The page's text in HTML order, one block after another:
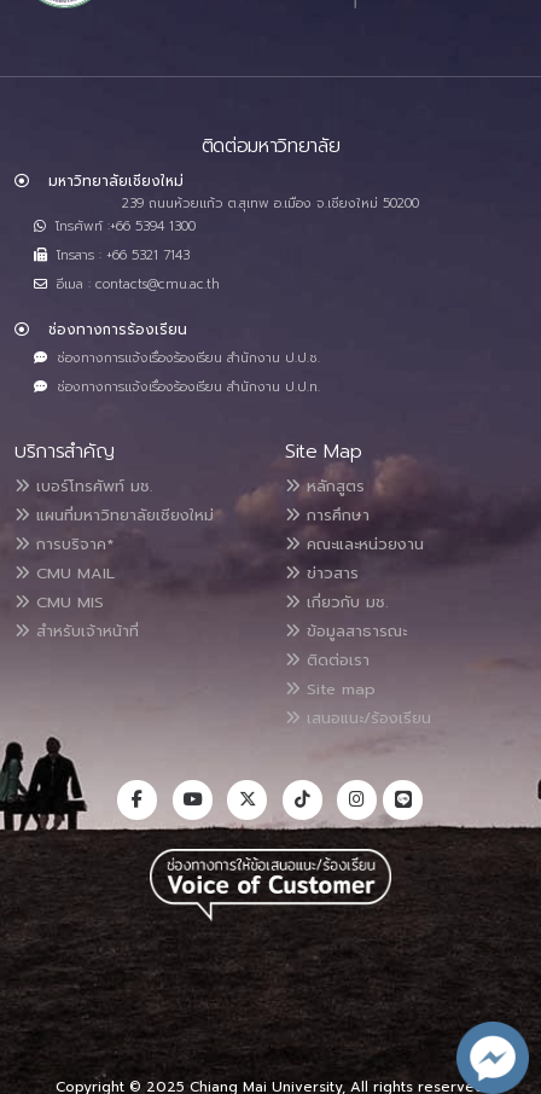
ติดต่อมหาวิทยาลัย
มหาวิทยาลัยเชียงใหม่
239 ถนนห้วยแก้ว ต.สุเทพ อ.เมือง จ.เชียงใหม่ 50200
โทรศัพท์ :+66 5394 1300
โทรสาร : +66 5321 7143
อีเมล : contacts@cmu.ac.th
ช่องทางการร้องเรียน
ช่องทางการแจ้งเรื่องร้องเรียน สำนักงาน ป.ป.ช.
ช่องทางการแจ้งเรื่องร้องเรียน สำนักงาน ป.ป.ท.
บริการสำคัญ
เบอร์โทรศัพท์ มช.
แผนที่มหาวิทยาลัยเชียงใหม่
การบริจาค*
CMU MAIL
CMU MIS
สำหรับเจ้าหน้าที่
Site Map
หลักสูตร
การศึกษา
คณะและหน่วยงาน
ข่าวสาร
เกี่ยวกับ มช.
ข้อมูลสาธารณะ
ติดต่อเรา
Site map
เสนอแนะ/ร้องเรียน
Copyright © 2025 Chiang Mai University, All rights reserved.